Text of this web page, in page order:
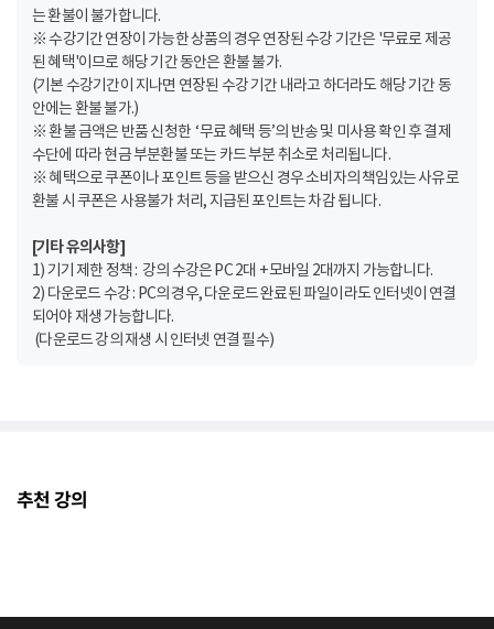
는 환불이 불가합니다.
※ 수강기간 연장이 가능한 상품의 경우 연장된 수강 기간은 '무료로 제공
된 혜택'이므로 해당 기간 동안은 환불 불가.
(기본 수강기간이 지나면 연장된 수강 기간 내라고 하더라도 해당 기간 동
안에는 환불 불가.)
※ 환불 금액은 반품 신청한 ‘무료 혜택 등’의 반송 및 미사용 확인 후 결제
수단에 따라 현금 부분환불 또는 카드 부분 취소로 처리됩니다.
※ 혜택으로 쿠폰이나 포인트 등을 받으신 경우 소비자의 책임있는 사유로
환불 시 쿠폰은 사용불가 처리, 지급된 포인트는 차감 됩니다.
[기타 유의사항]
1) 기기 제한 정책 : 강의 수강은 PC 2대 + 모바일 2대까지 가능합니다.
2) 다운로드 수강 : PC의 경우, 다운로드 완료된 파일이라도 인터넷이 연결
되어야 재생 가능합니다.
(다운로드 강의 재생 시 인터넷 연결 필수)
추천 강의